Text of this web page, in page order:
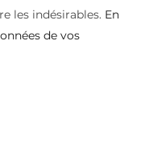
les indésirables. En
de vos